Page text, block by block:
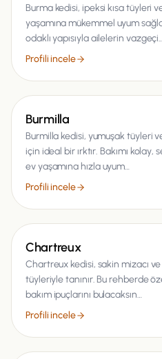
Burma kedisi, ipeksi kısa tüyleri
yaşamına mükemmel uyum
odaklı yapısıyla ailelerin
Profili incele
Burmilla
Burmilla kedisi, yumuşak tüyleri
için ideal bir ırktır. Bakımı kolay,
ev yaşamına hızla uyum…
Profili incele
Kedi
Chartreux
Chartreux kedisi, sakin mizacı
tüyleriyle tanınır. Bu rehberde
bakım ipuçlarını bulacaksın…
Profili incele